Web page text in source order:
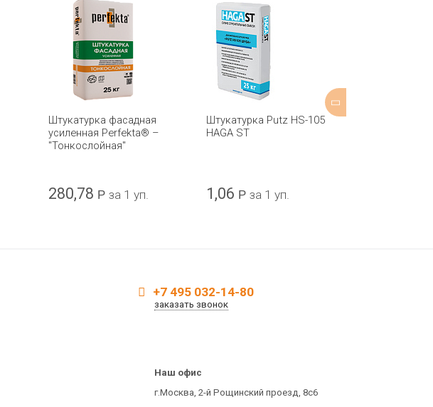
Штукатурка фасадная
усиленная Perfekta® –
"Тонкослойная"
280,78 Р за 1 уп.
Штукатурка Putz HS-105
HAGA ST
1,06 Р за 1 уп.
+7 495 032-14-80
заказать звонок
Наш офис
г.Москва, 2-й Рощинский проезд, 8с6